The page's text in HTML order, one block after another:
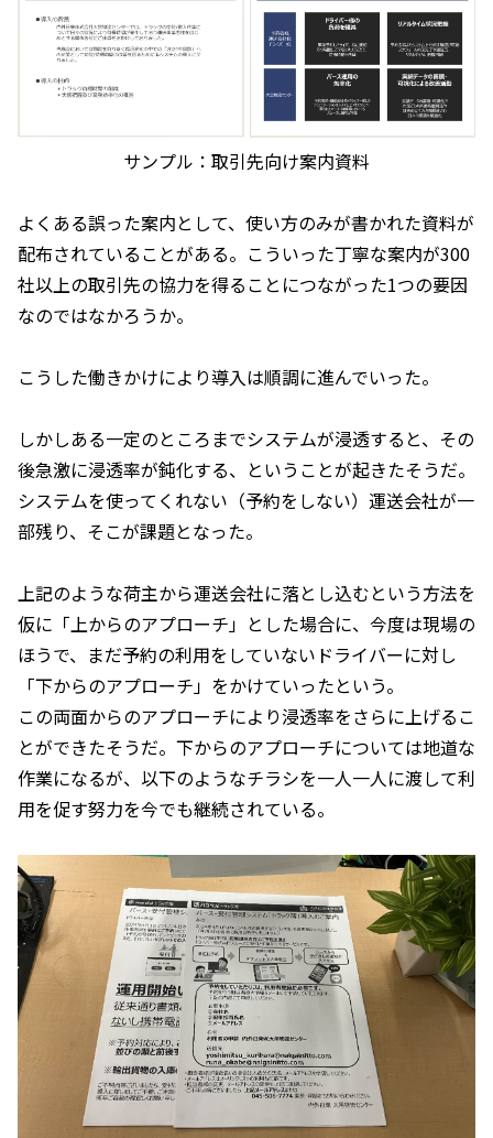
サンプル：取引先向け案内資料
よくある誤った案内として、使い方のみが書かれた資料が
配布されていることがある。こういった丁寧な案内が300
社以上の取引先の協力を得ることにつながった1つの要因
なのではなかろうか。
こうした働きかけにより導入は順調に進んでいった。
しかしある一定のところまでシステムが浸透すると、その
後急激に浸透率が鈍化する、ということが起きたそうだ。
システムを使ってくれない（予約をしない）運送会社が一
部残り、そこが課題となった。
上記のような荷主から運送会社に落とし込むという方法を
仮に「上からのアプローチ」とした場合に、今度は現場の
ほうで、まだ予約の利用をしていないドライバーに対し
「下からのアプローチ」をかけていったという。
この両面からのアプローチにより浸透率をさらに上げるこ
とができたそうだ。下からのアプローチについては地道な
作業になるが、以下のようなチラシを一人一人に渡して利
用を促す努力を今でも継続されている。